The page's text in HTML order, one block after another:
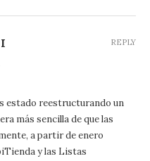
estado reestructurando un
más sencilla de que las
a partir de enero
y las Listas
REPLY